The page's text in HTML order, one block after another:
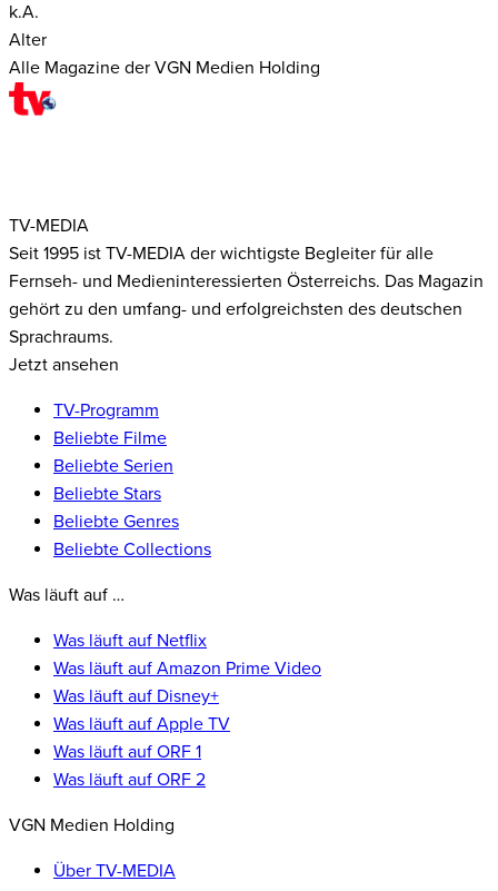
k.A.
Alter
Alle Magazine der VGN Medien Holding
TV-MEDIA
Seit 1995 ist TV-MEDIA der wichtigste Begleiter für alle
Fernseh- und Medieninteressierten Österreichs. Das Magazin
gehört zu den umfang- und erfolgreichsten des deutschen
Sprachraums.
Jetzt ansehen
TV-Programm
Beliebte Filme
Beliebte Serien
Beliebte Stars
Beliebte Genres
Beliebte Collections
Was läuft auf …
Was läuft auf Netflix
Was läuft auf Amazon Prime Video
Was läuft auf Disney+
Was läuft auf Apple TV
Was läuft auf ORF 1
Was läuft auf ORF 2
VGN Medien Holding
Über TV-MEDIA